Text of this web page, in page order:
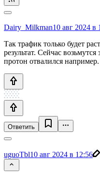
Dairy_Milkman10 авг 2024 в
Так трафик только будет
результат. Сейчас
протон отвалился например.
Ответить
uguoTbl10 авг 2024 в 12:56